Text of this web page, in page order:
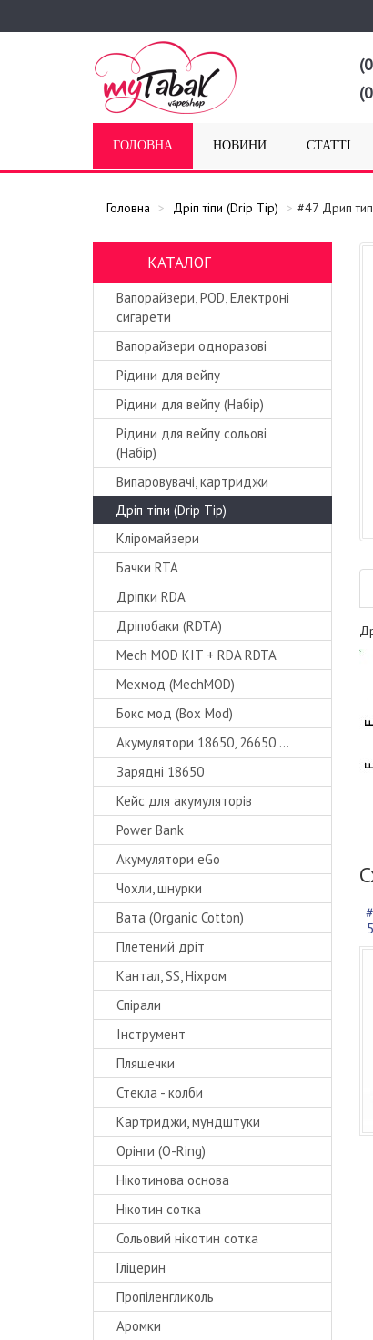
ГОЛОВНА НОВИНИ СТАТТІ
Головна Дріп тіпи (Drip Tip) #47 Дрип
КАТАЛОГ
Вапорайзери, POD, Електроні
сигарети
Вапорайзери одноразові
Рідини для вейпу
Рідини для вейпу (Набір)
Рідини для вейпу сольові
(Набір)
Випаровувачі, картриджи
Дріп тіпи (Drip Tip)
Кліромайзери
Бачки RTA
Дріпки RDA
Дріпобаки (RDTA)
Mech MOD KIT + RDA RDTA
Мехмод (MechMOD)
Бокс мод (Box Mod)
Акумулятори 18650, 26650 ...
Зарядні 18650
Кейс для акумуляторів
Power Bank
Акумулятори eGo
Чохли, шнурки
Вата (Organic Cotton)
Плетений дріт
Кантал, SS, Ніхром
Спірали
Інструмент
Пляшечки
Стекла - колби
Картриджи, мундштуки
Орінги (O-Ring)
Нікотинова основа
Нікотин сотка
Сольовий нікотин сотка
Гліцерин
Пропіленгликоль
Аромки